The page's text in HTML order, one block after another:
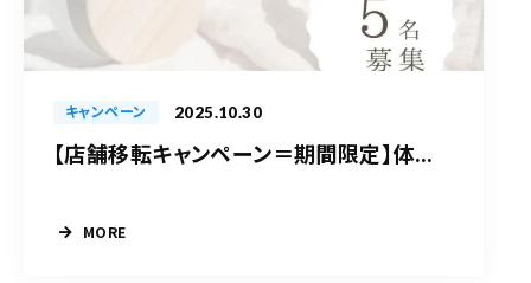
キャンペーン 2025.10.30
【店舗移転キャンペーン＝期間限定】体...
MORE